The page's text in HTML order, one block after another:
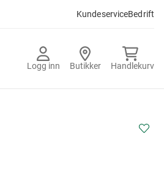
KundeserviceBedrift
Logg inn Butikker Handlekurv